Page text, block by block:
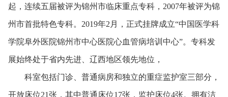
起，连续五届被评为锦州市临床重点专科，2007年被评为锦
州市首批特色专科。2019年2月，正式挂牌成立“中国医学科
学院阜外医院锦州市中心医院心血管病培训中心”。专科发
展始终处于省内先进、辽西地区领先地位，
科室包括门诊、普通病房和独立的重症监护室三部分，
开放床位21张，其中普通床位17张，监护床位4张。拥有洁